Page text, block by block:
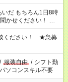
だ もちろん1日8時
せください！ ※
ください！ ★急募
/ 服装自由 / シフト勤
パソコンスキル不要